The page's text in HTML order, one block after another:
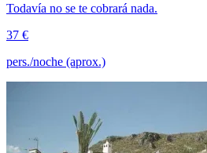
Todavía no se te cobrará nada.
37 €
pers./noche (aprox.)